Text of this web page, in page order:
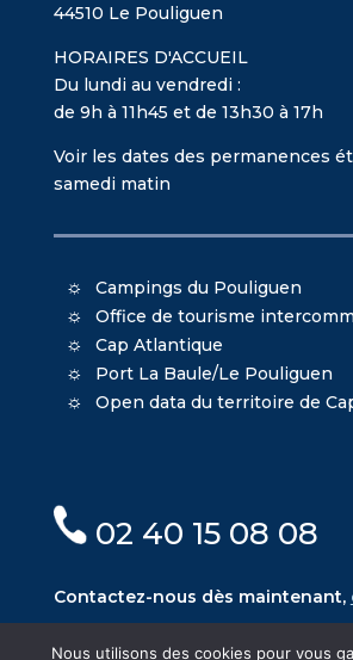
44510 Le Pouliguen
HORAIRES D'ACCUEIL
Du lundi au vendredi :
de 9h à 11h45 et de 13h30 à 17h
Voir les dates des permanences
samedi matin
Campings du Pouliguen
Office de tourisme
Cap Atlantique
Port La Baule/Le Pouliguen
Open data du territoire de
02 40 15 08 08
Contactez-nous dès maintenant,
Nous utilisons des cookies pour vous